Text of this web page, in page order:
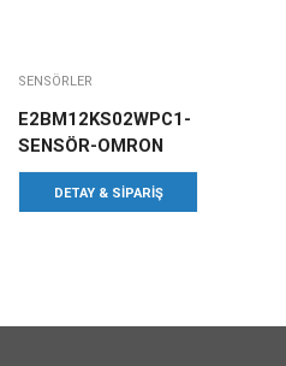
SENSÖRLER
E2BM12KS02WPC1-
SENSÖR-OMRON
DETAY & SIPARIŞ